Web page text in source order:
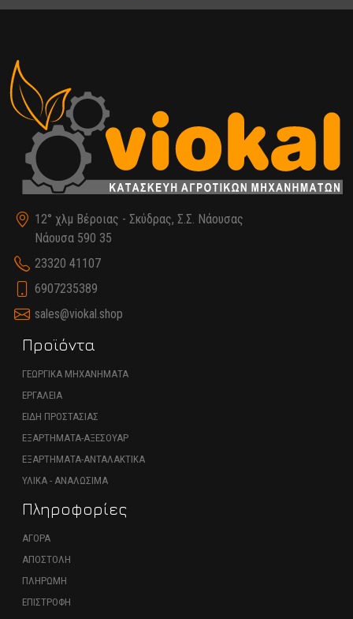
12° χλμ Βέροιας - Σκύδρας, Σ.Σ. Νάουσας
Νάουσα 590 35
23320 41107
6907235389
sales@viokal.shop
Προϊόντα
ΓΕΩΡΓΙΚΑ ΜΗΧΑΝΗΜΑΤΑ
ΕΡΓΑΛΕΙΑ
ΕΙΔΗ ΠΡΟΣΤΑΣΙΑΣ
ΕΞΑΡΤΗΜΑΤΑ-ΑΞΕΣΟΥΑΡ
ΕΞΑΡΤΗΜΑΤΑ-ΑΝΤΑΛΑΚΤΙΚΑ
ΥΛΙΚΑ - ΑΝΑΛΩΣΙΜΑ
Πληροφορίες
ΑΓΟΡΑ
ΑΠΟΣΤΟΛΗ
ΠΛΗΡΩΜΗ
ΕΠΙΣΤΡΟΦΗ